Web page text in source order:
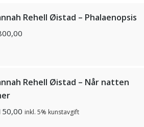
Rehell Øistad – Phalaenopsis
Rehell Øistad – Når natten
inkl. 5% kunstavgift